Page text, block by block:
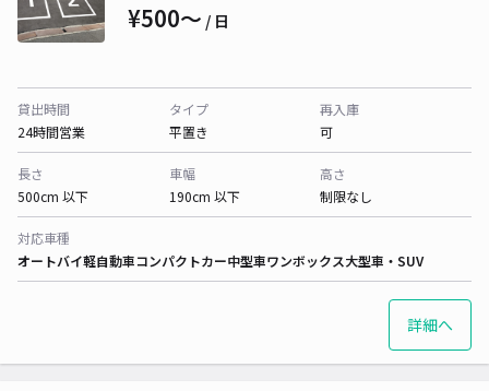
¥500〜 / 日
貸出時間
24時間営業
タイプ
平置き
再入庫
可
長さ
500cm 以下
車幅
190cm 以下
高さ
制限なし
対応車種
オートバイ軽自動車コンパクトカー中型車ワンボックス大型車・SUV
詳細へ